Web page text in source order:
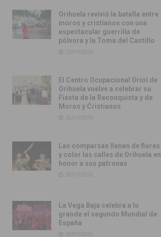
Orihuela revivió la batalla entre
moros y cristianos con una
espectacular guerrilla de
pólvora y la Toma del Castillo
22/07/2026
El Centro Ocupacional Oriol de
Orihuela vuelve a celebrar su
Fiesta de la Reconquista y de
Moros y Cristianos
20/07/2026
Las comparsas llenan de flores
y color las calles de Orihuela en
honor a sus patronas
20/07/2026
La Vega Baja celebra a lo
grande el segundo Mundial de
España
20/07/2026